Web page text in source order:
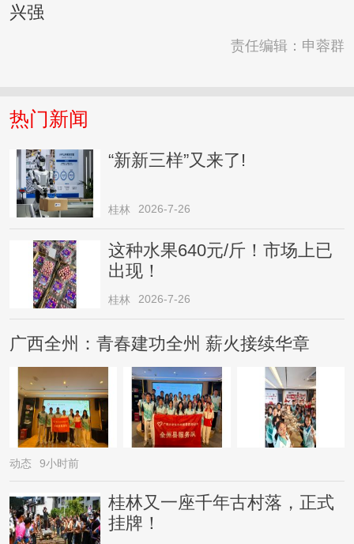
兴强
责任编辑：申蓉群
热门新闻
“新新三样”又来了!
桂林 2026-7-26
这种水果640元/斤！市场上已
出现！
桂林 2026-7-26
广西全州：青春建功全州 薪火接续华章
动态 9小时前
桂林又一座千年古村落，正式
挂牌！